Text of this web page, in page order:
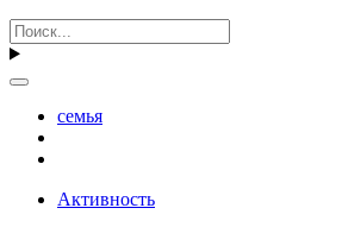
семья
Активность